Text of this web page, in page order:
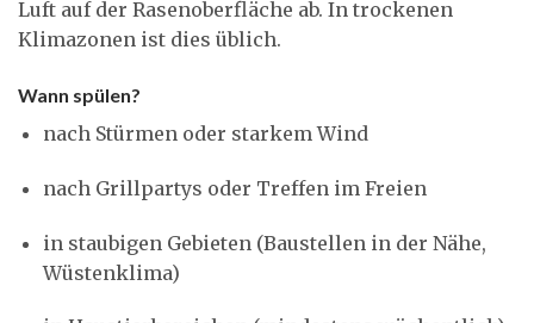
Luft auf der Rasenoberfläche ab. In trockenen
Klimazonen ist dies üblich.
Wann spülen?
nach Stürmen oder starkem Wind
nach Grillpartys oder Treffen im Freien
in staubigen Gebieten (Baustellen in der Nähe,
Wüstenklima)